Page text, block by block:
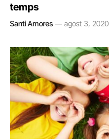
temps
Santi Amores agost 3, 2020